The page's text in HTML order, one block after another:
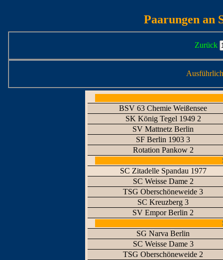
Paarungen an
Zurück
BSV 63 Chemie Weißensee
SK König Tegel 1949 2
SV Mattnetz Berlin
SF Berlin 1903 3
Rotation Pankow 2
SC Zitadelle Spandau 1977
SC Weisse Dame 2
TSG Oberschöneweide 3
SC Kreuzberg 3
SV Empor Berlin 2
SG Narva Berlin
SC Weisse Dame 3
TSG Oberschöneweide 2